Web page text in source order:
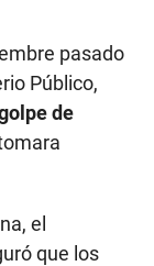
pasado
Público,
de
el
que los